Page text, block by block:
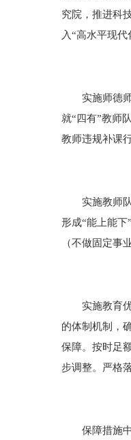
究院，推进科
入“高水平现
实施师德师
就“四有”教师
教师违规补课
实施教师队
形成“能上能
（不做固定事
实施教育优
的体制机制，
保障。按时足
步调整。严格
保障措施中